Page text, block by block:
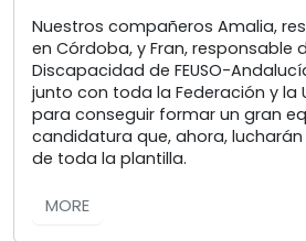
Nuestros compañeros Amalia,
en Córdoba, y Fran, responsable
Discapacidad de FEUSO-
junto con toda la Federación y la
para conseguir formar un gran
candidatura que, ahora,
de toda la plantilla.
MORE